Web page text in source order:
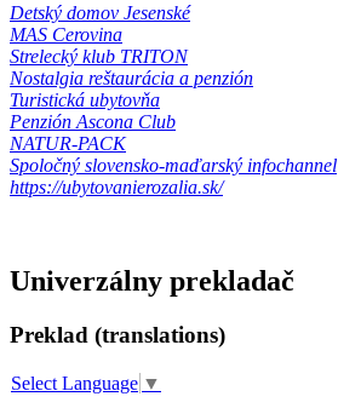
Detský domov Jesenské
MAS Cerovina
Strelecký klub TRITON
Nostalgia reštaurácia a penzión
Turistická ubytovňa
Penzión Ascona Club
NATUR-PACK
Spoločný slovensko-maďarský infochannel
https://ubytovanierozalia.sk/
Univerzálny prekladač
Preklad (translations)
Select Language ▼